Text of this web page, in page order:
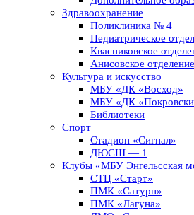
Здравоохранение
Поликлиника № 4
Педиатрическое
Квасниковское
Анисовское отделение
Культура и искусство
МБУ «ДК «Восход»
МБУ «ДК
Библиотеки
Спорт
Стадион «Сигнал»
ДЮСШ — 1
Клубы «МБУ Энгельсская
СТЦ «Старт»
ПМК «Сатурн»
ПМК «Лагуна»